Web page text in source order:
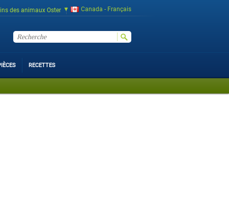
des animaux Oster Canada - Français
RECETTES